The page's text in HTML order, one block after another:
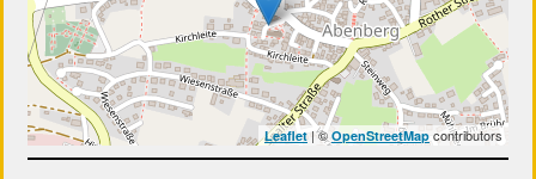
Leaflet| © OpenStreetMapcontributors